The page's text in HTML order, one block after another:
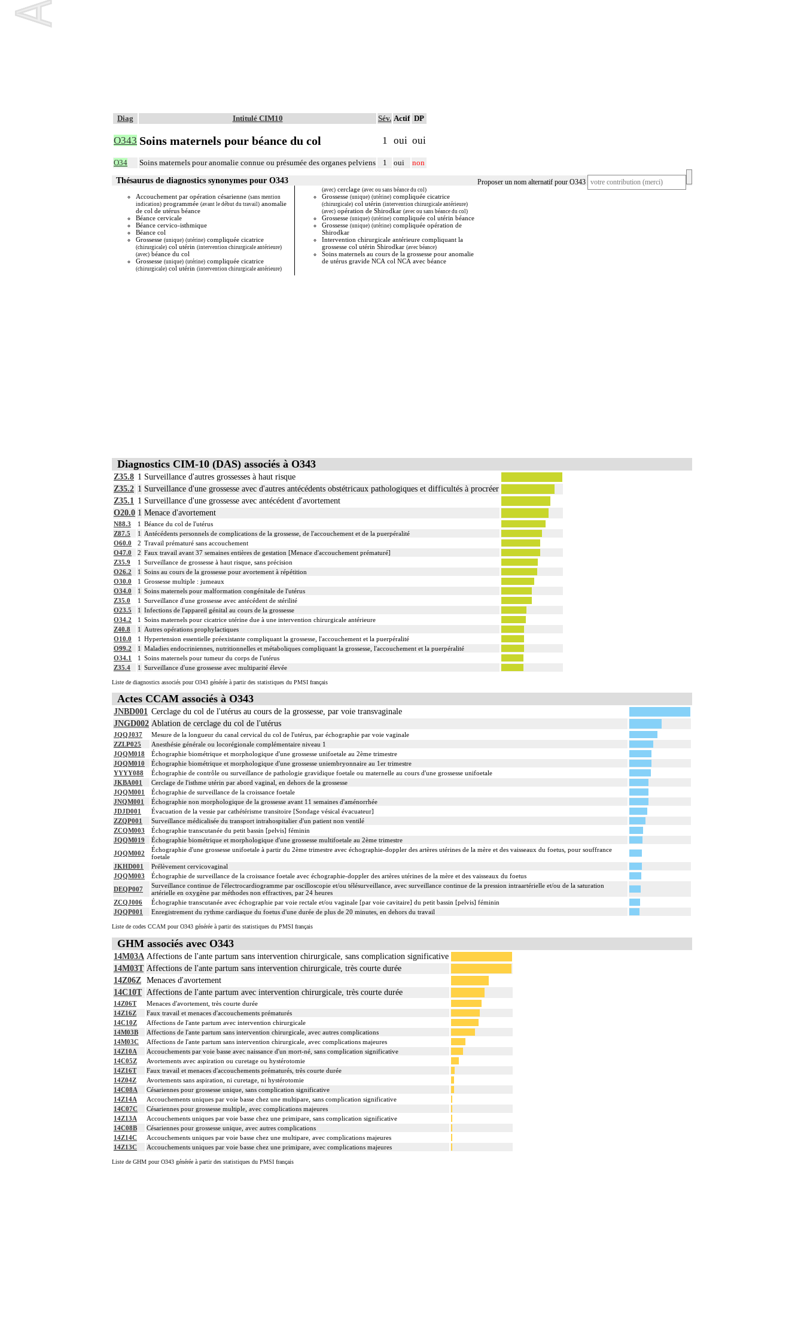
Diag Intitulé CIM10 Sév. Actif DP
O343 Soins maternels pour béance du col 1 oui oui
O34 Soins maternels pour anomalie connue ou présumée des organes pelviens 1 oui non
Proposer un nom alternatif pour O343
Thésaurus de diagnostics synonymes pour O343
Accouchement par opération césarienne (sans mention
indication) programmée (avant le début du travail) anomalie
de col de utérus béance
Béance cervicale
Béance cervico-isthmique
Béance col
Grossesse (unique) (utérine) compliquée cicatrice
(chirurgicale) col utérin (intervention chirurgicale antérieure)
(avec) béance du col
Grossesse (unique) (utérine) compliquée cicatrice
(chirurgicale) col utérin (intervention chirurgicale antérieure)
(avec)cerclage (avec ou sans béance du col)
Grossesse (unique) (utérine)compliquée cicatrice
(chirurgicale)col utérin (intervention chirurgicale antérieure)
(avec)opération de Shirodkar (avec ou sans béance du col)
Grossesse (unique) (utérine)compliquée col utérin béance
Grossesse (unique) (utérine)compliquée opération de
Shirodkar
Intervention chirurgicale antérieure compliquant la
grossesse col utérin Shirodkar (avec béance)
Soins maternels au cours de la grossesse pour anomalie
de utérus gravide NCA col NCA avec béance
Liste de synonymes pour O343 générée à partir des contributions et des
Diagnostics CIM-10 (DAS) associés à O343
Z35.8 1 Surveillance d'autres grossesses à haut risque
Z35.2 1 Surveillance d'une grossesse avec d'autres antécédents obstétricaux pathologiques et difficultés à procréer
Z35.1 1 Surveillance d'une grossesse avec antécédent d'avortement
O20.0 1 Menace d'avortement
N88.3 1 Béance du col de l'utérus
Z87.5
1
Antécédents personnels de complications de la grossesse, de l'accouchement et de la puerpéralité
O60.0
2 Travail prématuré sans accouchement
O47.0
2 Faux travail avant 37 semaines entières de gestation [Menace d'accouchement prématuré]
Z35.9
1 Surveillance de grossesse à haut risque, sans précision
O26.2
1 Soins au cours de la grossesse pour avortement à répétition
O30.0
1 Grossesse multiple : jumeaux
O34.0
1 Soins maternels pour malformation congénitale de l'utérus
Z35.0
1 Surveillance d'une grossesse avec antécédent de stérilité
O23.5
1 Infections de l'appareil génital au cours de la grossesse
O34.2
1 Soins maternels pour cicatrice utérine due à une intervention chirurgicale antérieure
Z40.8
1
Autres opérations prophylactiques
O10.0
1 Hypertension essentielle préexistante compliquant la grossesse, l'accouchement et la puerpéralité
O99.2
1 Maladies endocriniennes, nutritionnelles et métaboliques compliquant la grossesse, l'accouchement et la puerpéralité
O34.1
1 Soins maternels pour tumeur du corps de l'utérus
Z35.4
1 Surveillance d'une grossesse avec multiparité élevée
Liste de diagnostics associés pour O343 générée à partir des statistiques du PMSI français
Actes CCAM associés à O343
JNBD001 Cerclage du col de l'utérus au cours de la grossesse, par voie transvaginale
JNGD002 Ablation de cerclage du col de l'utérus
JQQJ037
Mesure de la longueur du canal cervical du col de l'utérus, par échographie par voie vaginale
ZZLP025
Anesthésie générale ou locorégionale complémentaire niveau 1
JQQM018
Échographie biométrique et morphologique d'une grossesse unifoetale au 2ème trimestre
JQQM010
Échographie biométrique et morphologique d'une grossesse uniembryonnaire au 1er trimestre
YYYY088
Échographie de contrôle ou surveillance de pathologie gravidique foetale ou maternelle au cours d'une grossesse unifoetale
JKBA001
Cerclage de l'isthme utérin par abord vaginal, en dehors de la grossesse
JQQM001
Échographie de surveillance de la croissance foetale
JNQM001
Échographie non morphologique de la grossesse avant 11 semaines d'aménorrhée
JDJD001
Évacuation de la vessie par cathétérisme transitoire [Sondage vésical évacuateur]
ZZQP001
Surveillance médicalisée du transport intrahospitalier d'un patient non ventilé
ZCQM003
Échographie transcutanée du petit bassin [pelvis] féminin
JQQM019
Échographie biométrique et morphologique d'une grossesse multifoetale au 2ème trimestre
JQQM002
Échographie d'une grossesse unifoetale à partir du 2ème trimestre avec échographie-doppler des artères utérines de la mère et des vaisseaux du foetus, pour souffrance
foetale
JKHD001
Prélèvement cervicovaginal
JQQM003
Échographie de surveillance de la croissance foetale avec échographie-doppler des artères utérines de la mère et des vaisseaux du foetus
DEQP007
Surveillance continue de l'électrocardiogramme par oscilloscopie et/ou télésurveillance, avec surveillance continue de la pression intraartérielle et/ou de la saturation
artérielle en oxygène par méthodes non effractives, par 24 heures
ZCQJ006
Échographie transcutanée avec échographie par voie rectale et/ou vaginale [par voie cavitaire] du petit bassin [pelvis] féminin
JQQP001
Enregistrement du rythme cardiaque du foetus d'une durée de plus de 20 minutes, en dehors du travail
Liste de codes CCAM pour O343 générée à partir des statistiques du PMSI français
GHM associés avec O343
14M03A Affections de l'ante partum sans intervention chirurgicale, sans complication significative
14M03T Affections de l'ante partum sans intervention chirurgicale, très courte durée
14Z06Z Menaces d'avortement
14C10T Affections de l'ante partum avec intervention chirurgicale, très courte durée
14Z06T
Menaces d'avortement, très courte durée
14Z16Z
Faux travail et menaces d'accouchements prématurés
14C10Z
Affections de l'ante partum avec intervention chirurgicale
14M03B
Affections de l'ante partum sans intervention chirurgicale, avec autres complications
14M03C
Affections de l'ante partum sans intervention chirurgicale, avec complications majeures
14Z10A
Accouchements par voie basse avec naissance d'un mort-né, sans complication significative
14C05Z
Avortements avec aspiration ou curetage ou hystérotomie
14Z16T
Faux travail et menaces d'accouchements prématurés, très courte durée
14Z04Z
Avortements sans aspiration, ni curetage, ni hystérotomie
14C08A
Césariennes pour grossesse unique, sans complication significative
14Z14A
Accouchements uniques par voie basse chez une multipare, sans complication significative
14C07C
Césariennes pour grossesse multiple, avec complications majeures
14Z13A
Accouchements uniques par voie basse chez une primipare, sans complication significative
14C08B
Césariennes pour grossesse unique, avec autres complications
14Z14C
Accouchements uniques par voie basse chez une multipare, avec complications majeures
14Z13C
Accouchements uniques par voie basse chez une primipare, avec complications majeures
Liste de GHM pour O343 générée à partir des statistiques du PMSI français